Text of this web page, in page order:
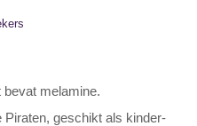
melamine.
geschikt als kinder-